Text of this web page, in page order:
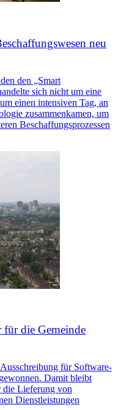
neu
den „Smart
sich nicht um eine
einen intensiven Tag, an
zusammenkamen, um
Beschaffungsprozessen
die Gemeinde
für Software-
Damit bleibt
die Lieferung von
Dienstleistungen